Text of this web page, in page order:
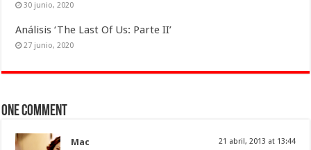
30 junio, 2020
Análisis ‘The Last Of Us: Parte II’
27 junio, 2020
One comment
Mac 21 abril, 2013 at 13:44